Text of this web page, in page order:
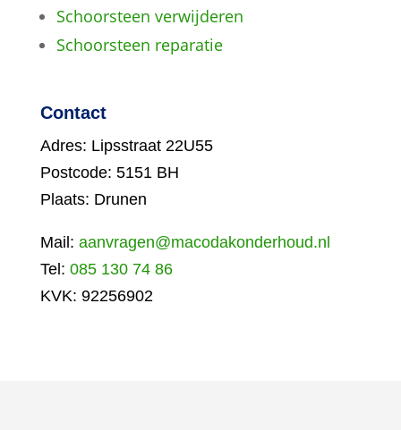
Schoorsteen verwijderen
Schoorsteen reparatie
Contact
Adres: Lipsstraat 22U55
Postcode: 5151 BH
Plaats: Drunen
Mail: aanvragen@macodakonderhoud.nl
Tel: 085 130 74 86
KVK: 92256902